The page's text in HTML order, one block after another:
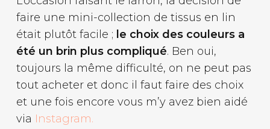
faire une mini-collection de tissus en lin
était plutôt facile ; le choix des couleurs a
été un brin plus compliqué. Ben oui,
toujours la même difficulté, on ne peut pas
tout acheter et donc il faut faire des choix
et une fois encore vous m’y avez bien aidé
via Instagram.